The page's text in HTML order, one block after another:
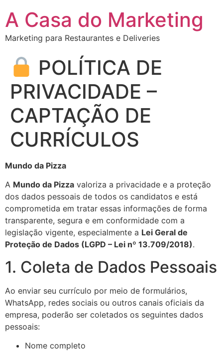
A Casa do Marketing
Marketing para Restaurantes e Deliveries
POLÍTICA DE
PRIVACIDADE –
CAPTAÇÃO DE
CURRÍCULOS
Mundo da Pizza
A Mundo da Pizza valoriza a privacidade e a proteção
dos dados pessoais de todos os candidatos e está
comprometida em tratar essas informações de forma
transparente, segura e em conformidade com a
legislação vigente, especialmente a Lei Geral de
Proteção de Dados (LGPD – Lei nº 13.709/2018).
1. Coleta de Dados Pessoais
Ao enviar seu currículo por meio de formulários,
WhatsApp, redes sociais ou outros canais oficiais da
empresa, poderão ser coletados os seguintes dados
pessoais:
Nome completo